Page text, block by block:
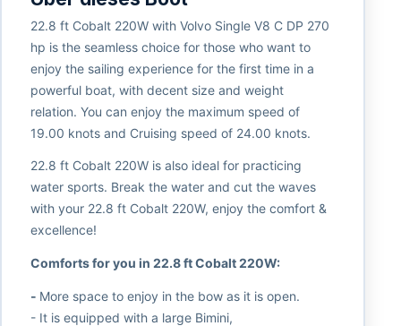
22.8 ft Cobalt 220W with Volvo Single V8 C DP 270
hp is the seamless choice for those who want to
enjoy the sailing experience for the first time in a
powerful boat, with decent size and weight
relation. You can enjoy the maximum speed of
19.00 knots and Cruising speed of 24.00 knots.
22.8 ft Cobalt 220W is also ideal for practicing
water sports. Break the water and cut the waves
with your 22.8 ft Cobalt 220W, enjoy the comfort &
excellence!
Comforts for you in 22.8 ft Cobalt 220W:
- More space to enjoy in the bow as it is open.
- It is equipped with a large Bimini,